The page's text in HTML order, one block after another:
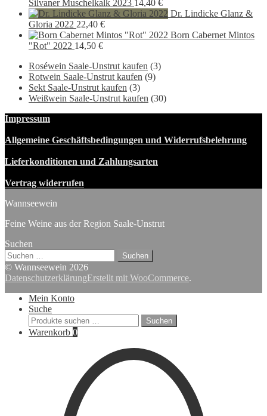
Silvaner Muschelkalk 2023 14,40 €
Dr. Lindicke Glanz &
Gloria 2022 22,40 €
Born Cabernet Mintos
"Rot" 2022 14,50 €
Roséwein Saale-Unstrut kaufen (3)
Rotwein Saale-Unstrut kaufen (9)
Sekt Saale-Unstrut kaufen (3)
Weißwein Saale-Unstrut kaufen (30)
Impressum
Allgemeine Geschäftsbedingungen und Widerrufsbelehrung
Lieferkonditionen und Zahlungsarten
Vertrag widerrufen
Wannseewein
Feine Weine aus der Region Saale-Unstrut
Suchen
Suchen
nach:
© Wannseewein 2026
DatenschutzerklärungErstellt mit WooCommerce.
Mein Konto
Suche
Suchen
nach:
Suchen
Warenkorb 0